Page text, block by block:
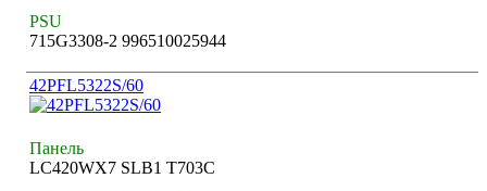
PSU
715G3308-2 996510025944
42PFL5322S/60
Панель
LC420WX7 SLB1 T703C